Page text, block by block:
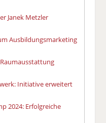
Janek Metzler
Ausbildungsmarketing
Initiative erweitert
2024: Erfolgreiche